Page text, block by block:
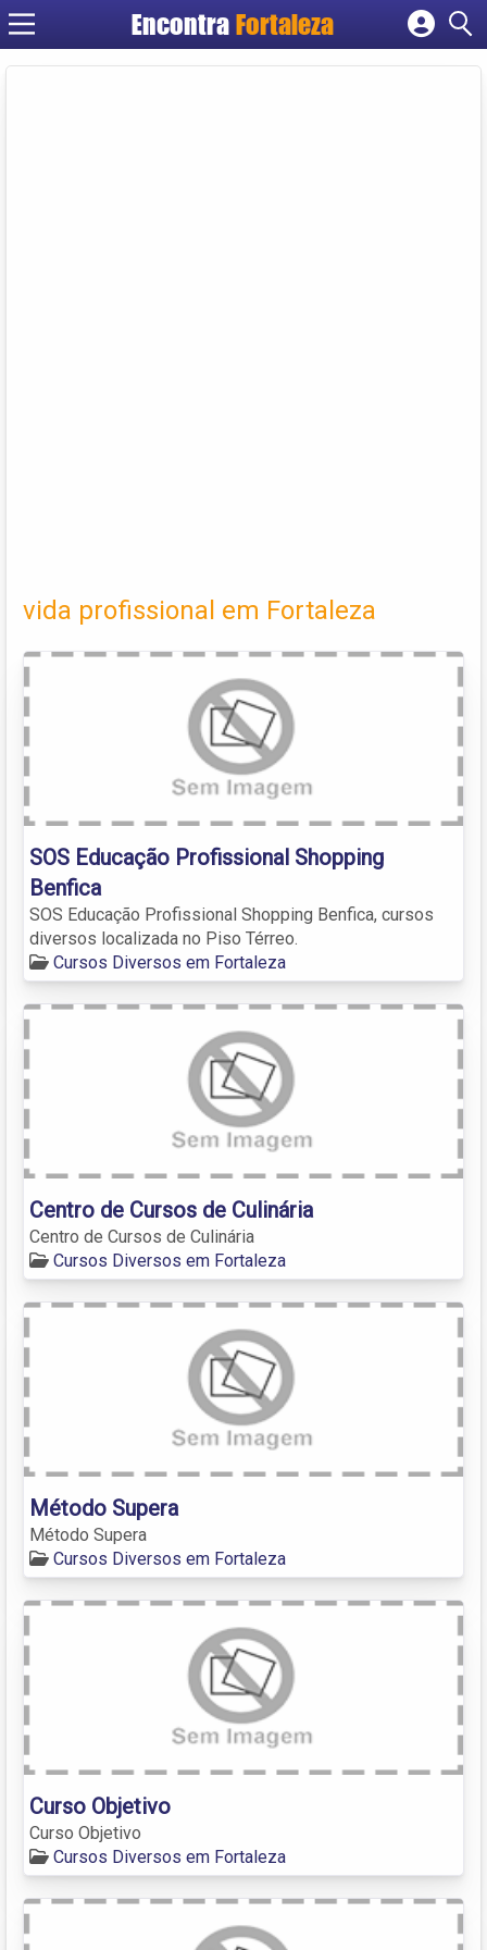
EncontraFortaleza
Cadastrar empresa
vida profissional em Fortaleza
SOS Educação Profissional Shopping
Benfica
SOS Educação Profissional Shopping Benfica, cursos
diversos localizada no Piso Térreo.
Cursos Diversos em Fortaleza
Centro de Cursos de Culinária
Centro de Cursos de Culinária
Cursos Diversos em Fortaleza
Método Supera
Método Supera
Cursos Diversos em Fortaleza
Curso Objetivo
Curso Objetivo
Cursos Diversos em Fortaleza